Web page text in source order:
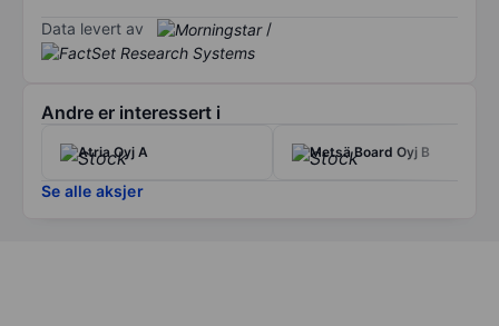
Data levert av /
Andre er interessert i
Atria Oyj A Metsä Board Oyj B
Se alle aksjer